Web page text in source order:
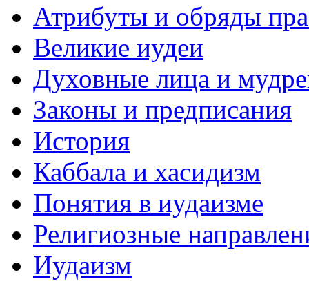
Атрибуты и обряды
Великие иудеи
Духовные лица и
Законы и предписания
История
Каббала и хасидизм
Понятия в иудаизме
Религиозные
Иудаизм